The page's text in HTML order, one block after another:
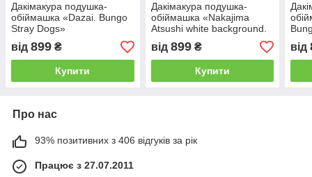
Дакімакура подушка-
обіймашка «Dazai. Bungo
Stray Dogs»
від 899 ₴
Купити
Дакімакура подушка-
обіймашка «Nakajima
Atsushi white background.
Bungo Stray Dogs»
від 899₴
Купити
від
Про нас
93% позитивних з 406 відгуків за рік
Працює з 27.07.2011